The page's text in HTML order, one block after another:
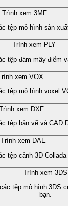
Trình xem 3MF
tệp mô hình sản
Trình xem PLY
tệp đám mây điểm
xem VOX
tệp mô hình voxel
xem DXF
tệp bản vẽ và CAD
Trình xem DAE
tệp cảnh 3D Collada
Trình xem 3DS
tệp mô hình 3DS
bạn.